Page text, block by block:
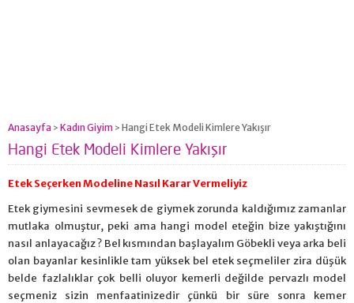
Anasayfa > Kadın Giyim > Hangi Etek Modeli Kimlere Yakışır
Hangi Etek Modeli Kimlere Yakışır
Etek Seçerken Modeline Nasıl Karar Vermeliyiz
Etek giymesini sevmesek de giymek zorunda kaldığımız zamanlar
mutlaka olmuştur, peki ama hangi model eteğin bize yakıştığını
nasıl anlayacağız ? Bel kısmından başlayalım Göbekli veya arka beli
olan bayanlar kesinlikle tam yüksek bel etek seçmeliler zira düşük
belde fazlalıklar çok belli oluyor kemerli değilde pervazlı model
seçmeniz sizin menfaatinizedir çünkü bir süre sonra kemer